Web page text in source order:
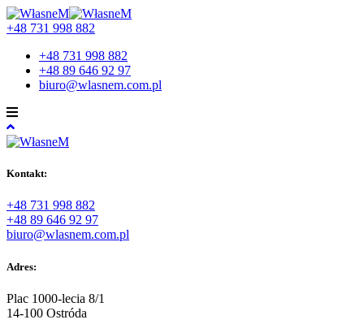
+48 731 998 882
+48 731 998 882
+48 89 646 92 97
biuro@wlasnem.com.pl
Kontakt:
+48 731 998 882
+48 89 646 92 97
biuro@wlasnem.com.pl
Adres:
Plac 1000-lecia 8/1
14-100 Ostróda